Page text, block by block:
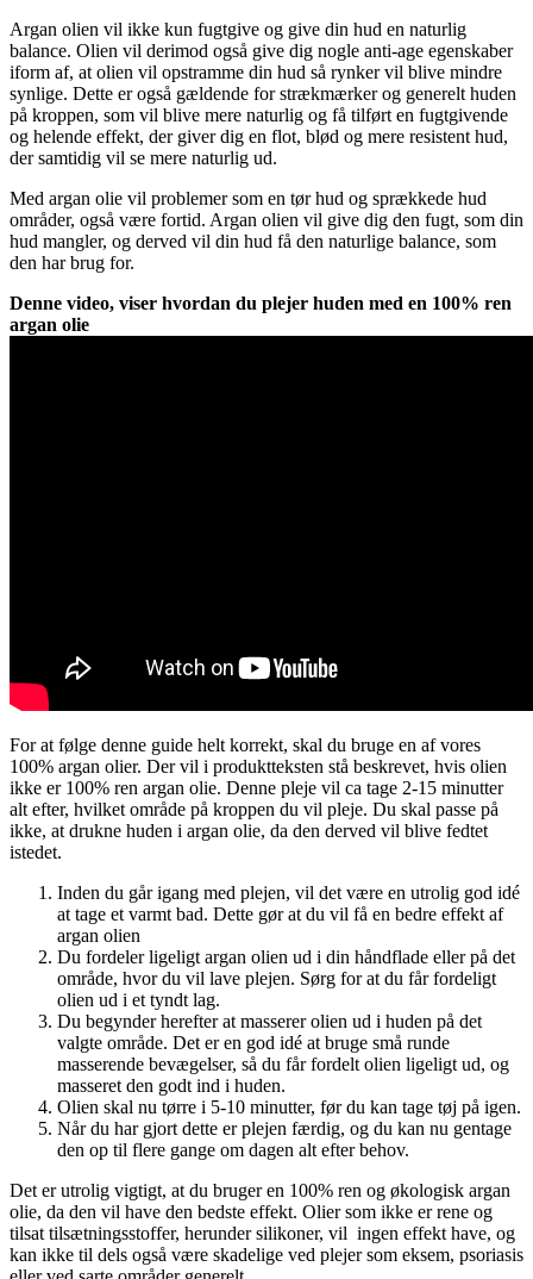
Argan olien vil ikke kun fugtgive og give din hud en naturlig
balance. Olien vil derimod også give dig nogle anti-age egenskaber
iform af, at olien vil opstramme din hud så rynker vil blive mindre
synlige. Dette er også gældende for strækmærker og generelt huden
på kroppen, som vil blive mere naturlig og få tilført en fugtgivende
og helende effekt, der giver dig en flot, blød og mere resistent hud,
der samtidig vil se mere naturlig ud.
Med argan olie vil problemer som en tør hud og sprækkede hud
områder, også være fortid. Argan olien vil give dig den fugt, som din
hud mangler, og derved vil din hud få den naturlige balance, som
den har brug for.
Denne video, viser hvordan du plejer huden med en 100% ren
argan olie
For at følge denne guide helt korrekt, skal du bruge en af vores
100% argan olier. Der vil i produktteksten stå beskrevet, hvis olien
ikke er 100% ren argan olie. Denne pleje vil ca tage 2-15 minutter
alt efter, hvilket område på kroppen du vil pleje. Du skal passe på
ikke, at drukne huden i argan olie, da den derved vil blive fedtet
istedet.
Inden du går igang med plejen, vil det være en utrolig god idé
at tage et varmt bad. Dette gør at du vil få en bedre effekt af
argan olien
Du fordeler ligeligt argan olien ud i din håndflade eller på det
område, hvor du vil lave plejen. Sørg for at du får fordeligt
olien ud i et tyndt lag.
Du begynder herefter at masserer olien ud i huden på det
valgte område. Det er en god idé at bruge små runde
masserende bevægelser, så du får fordelt olien ligeligt ud, og
masseret den godt ind i huden.
Olien skal nu tørre i 5-10 minutter, før du kan tage tøj på igen.
Når du har gjort dette er plejen færdig, og du kan nu gentage
den op til flere gange om dagen alt efter behov.
Det er utrolig vigtigt, at du bruger en 100% ren og økologisk argan
olie, da den vil have den bedste effekt. Olier som ikke er rene og
tilsat tilsætningsstoffer, herunder silikoner, vil ingen effekt have, og
kan ikke til dels også være skadelige ved plejer som eksem, psoriasis